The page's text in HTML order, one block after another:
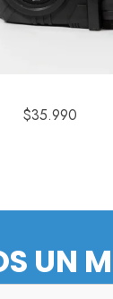
$35.990
UN